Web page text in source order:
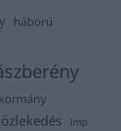
háború
kormány
lmp